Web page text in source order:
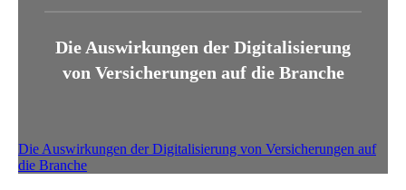
Die Auswirkungen der Digitalisierung
von Versicherungen auf die Branche
Die Auswirkungen der Digitalisierung von Versicherungen auf
die Branche